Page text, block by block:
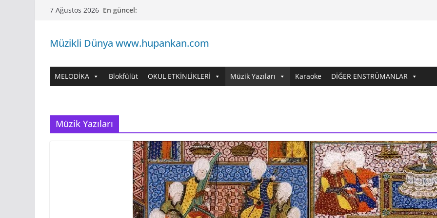
7 Ağustos 2026 En güncel:
Müzikli Dünya www.hupankan.com
MELODİKA Blokfülüt OKUL ETKİNLİKLERİ Müzik Yazıları Karaoke DİĞER ENSTRÜMANLAR
Müzik Yazıları